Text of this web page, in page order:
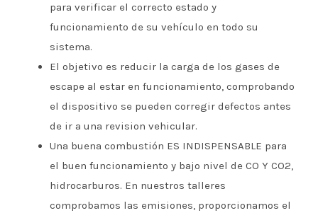
para verificar el correcto estado y
funcionamiento de su vehículo en todo su
sistema.
El objetivo es reducir la carga de los gases de
escape al estar en funcionamiento, comprobando
el dispositivo se pueden corregir defectos antes
de ir a una revision vehicular.
Una buena combustión ES INDISPENSABLE para
el buen funcionamiento y bajo nivel de CO Y CO2,
hidrocarburos. En nuestros talleres
comprobamos las emisiones, proporcionamos el